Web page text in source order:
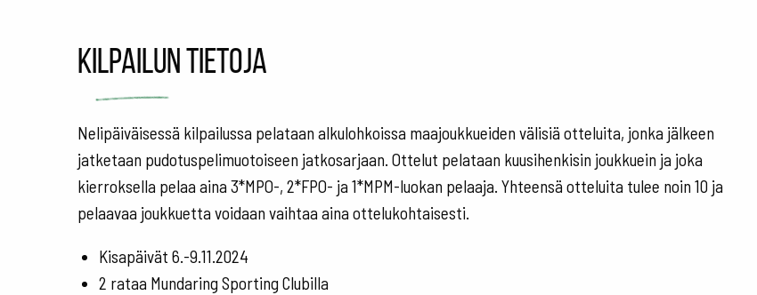
Kilpailun tietoja
Nelipäiväisessä kilpailussa pelataan alkulohkoissa maajoukkueiden välisiä otteluita, jonka jälkeen
jatketaan pudotuspelimuotoiseen jatkosarjaan. Ottelut pelataan kuusihenkisin joukkuein ja joka
kierroksella pelaa aina 3*MPO-, 2*FPO- ja 1*MPM-luokan pelaaja. Yhteensä otteluita tulee noin 10 ja
pelaavaa joukkuetta voidaan vaihtaa aina ottelukohtaisesti.
Kisapäivät 6.-9.11.2024
2 rataa Mundaring Sporting Clubilla